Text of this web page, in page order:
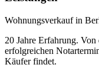
Wohnungsverkauf in
20 Jahre Erfahrung.
erfolgreichen
Käufer findet.